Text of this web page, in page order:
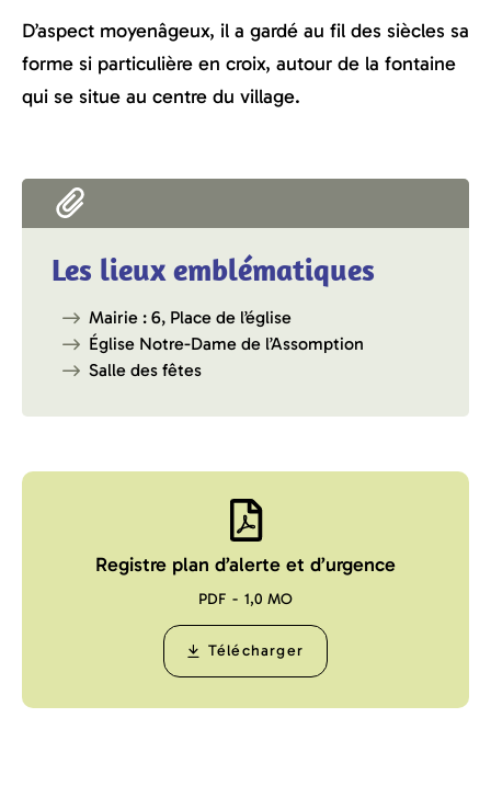
D’aspect moyenâgeux, il a gardé au fil des siècles sa
forme si particulière en croix, autour de la fontaine
qui se situe au centre du village.
Les lieux emblématiques
Mairie : 6, Place de l’église
Église Notre-Dame de l’Assomption
Salle des fêtes
Registre plan d’alerte et d’urgence
PDF 1,0 MO
Télécharger